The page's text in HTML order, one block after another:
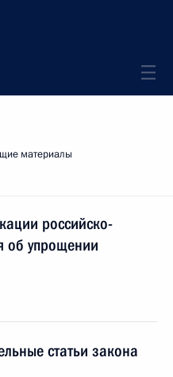
материалы
российско-
об упрощении
статьи закона